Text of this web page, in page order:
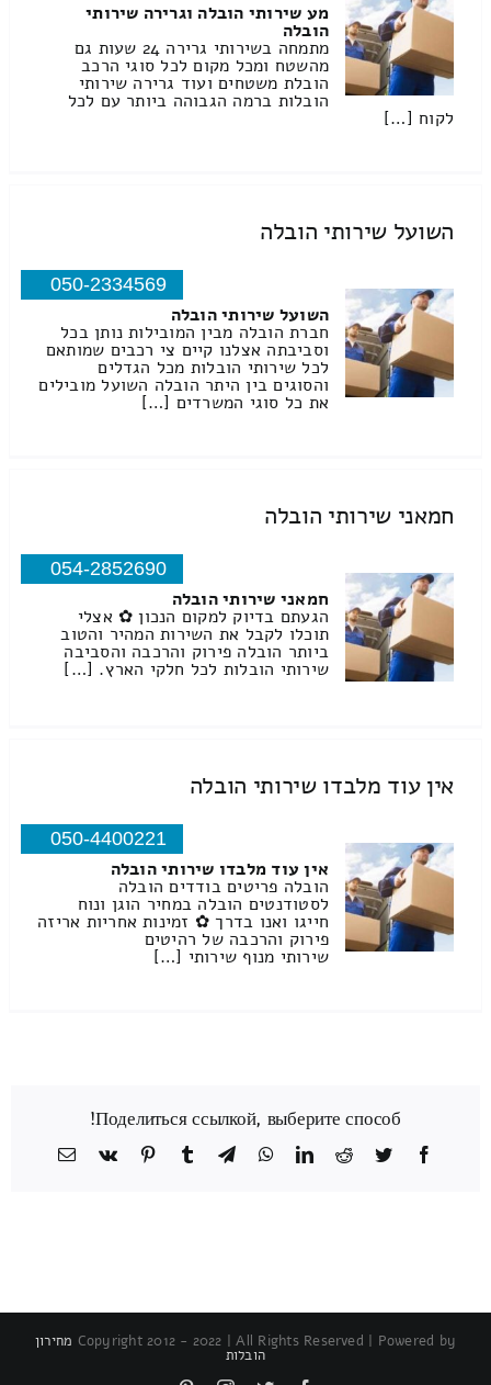
מע שירותי הובלה וגרירה שירותי
הובלה
מתמחה בשירותי גרירה 24 שעות גם
מהשטח ומכל מקום לכל סוגי הרכב
הובלת משטחים ועוד גרירה שירותי
הובלות ברמה הגבוהה ביותר עם לכל
לקוח […]
השועל שירותי הובלה
050-2334569
השועל שירותי הובלה
חברת הובלה מבין המובילות נותן בכל
וסביבתה אצלנו קיים צי רכבים שמותאם
לכל שירותי הובלות מכל הגדלים
והסוגים בין היתר הובלה השועל מובילים
את כל סוגי המשרדים […]
חמאני שירותי הובלה
054-2852690
חמאני שירותי הובלה
הגעתם בדיוק למקום הנכון ✿ אצלי
תוכלו לקבל את השירות המהיר והטוב
ביותר הובלה פירוק והרכבה והסביבה
שירותי הובלות לכל חלקי הארץ. […]
אין עוד מלבדו שירותי הובלה
050-4400221
אין עוד מלבדו שירותי הובלה
הובלה פריטים בודדים הובלה
לסטודנטים הובלה במחיר הוגן ונוח
חייגו ואנו בדרך ✿ זמינות אחריות אריזה
פירוק והרכבה של רהיטים
שירותי מנוף שירותי […]
Поделиться ссылкой, выберите способ!
Facebook
Twitter
Reddit
LinkedIn
WhatsApp
Telegram
Tumblr
Pinterest
Vk
כתובת
Copyright 2012 - 2022 | All Rights Reserved | Powered by מחירון
הובלות